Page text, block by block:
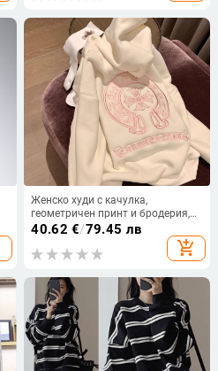
Женско худи с качулка,
геометричен принт и бродерия,
памук-полиестер смес, свободна
40.62 €/79.45 лв
add_shopping_cart